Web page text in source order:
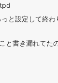
と設定して終わ
と書き漏れてた